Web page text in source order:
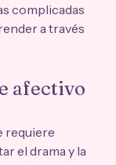
complicadas
a través
afectivo
requiere
el drama y la